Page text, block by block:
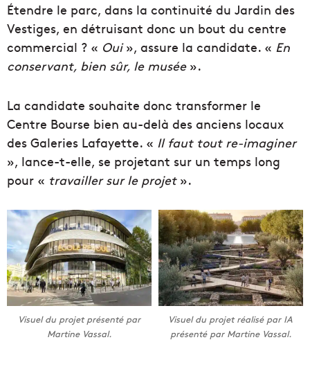
Étendre le parc, dans la continuité du Jardin des
Vestiges, en détruisant donc un bout du centre
commercial ? « Oui», assure la candidate. « En
conservant, bien sûr, le musée».
La candidate souhaite donc transformer le
Centre Bourse bien au-delà des anciens locaux
des Galeries Lafayette. « Il faut tout re-imaginer
», lance-t-elle, se projetant sur un temps long
pour « travailler sur le projet».
Visuel du projet présenté par
Martine Vassal.
Visuel du projet réalisé par IA
présenté par Martine Vassal.